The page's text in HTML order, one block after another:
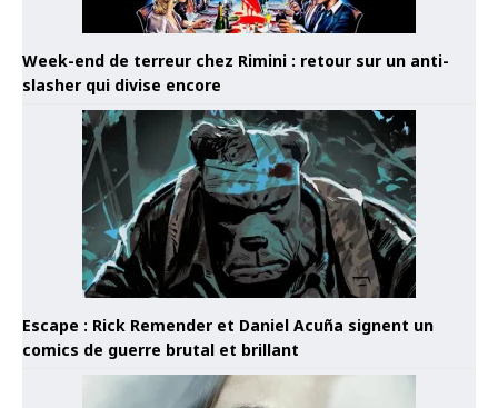
Week-end de terreur chez Rimini : retour sur un anti-
slasher qui divise encore
Escape : Rick Remender et Daniel Acuña signent un
comics de guerre brutal et brillant